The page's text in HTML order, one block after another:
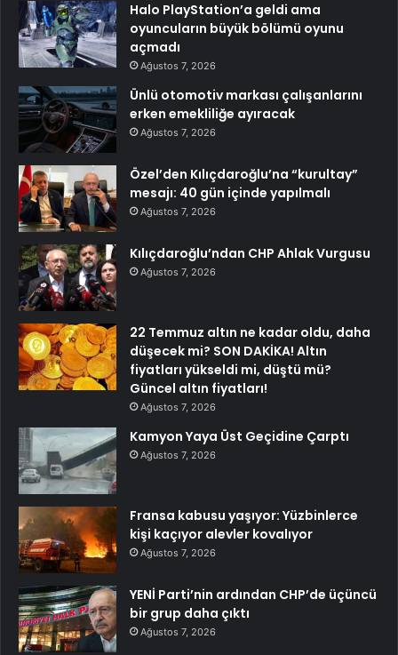
Halo PlayStation’a geldi ama
oyuncuların büyük bölümü oyunu
açmadı
Ağustos 7, 2026
Ünlü otomotiv markası çalışanlarını
erken emekliliğe ayıracak
Ağustos 7, 2026
Özel’den Kılıçdaroğlu’na “kurultay”
mesajı: 40 gün içinde yapılmalı
Ağustos 7, 2026
Kılıçdaroğlu’ndan CHP Ahlak Vurgusu
Ağustos 7, 2026
22 Temmuz altın ne kadar oldu, daha
düşecek mi? SON DAKİKA! Altın
fiyatları yükseldi mi, düştü mü?
Güncel altın fiyatları!
Ağustos 7, 2026
Kamyon Yaya Üst Geçidine Çarptı
Ağustos 7, 2026
Fransa kabusu yaşıyor: Yüzbinlerce
kişi kaçıyor alevler kovalıyor
Ağustos 7, 2026
YENİ Parti’nin ardından CHP’de üçüncü
bir grup daha çıktı
Ağustos 7, 2026